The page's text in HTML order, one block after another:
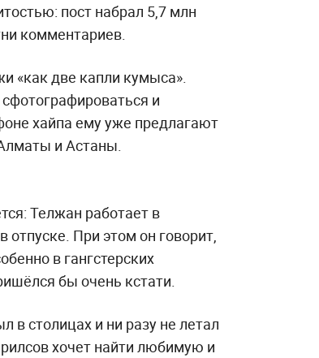
пост набрал 5,7 млн
комментариев.
«как две капли кумыса».
и
хайпа ему уже предлагают
и Астаны.
Телжан работает в
При этом он говорит,
в гангстерских
бы очень кстати.
в столицах и ни разу не летал
хочет найти любимую и